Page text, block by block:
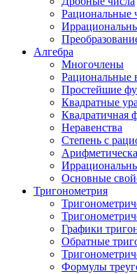
Рациональные
Алгебра
Многочлены
Рациональные
Простейшие
Квадратные
Квадратичная
Неравенства
Степень с
Основные
Тригонометрия
Графики
Обратные
Формулы